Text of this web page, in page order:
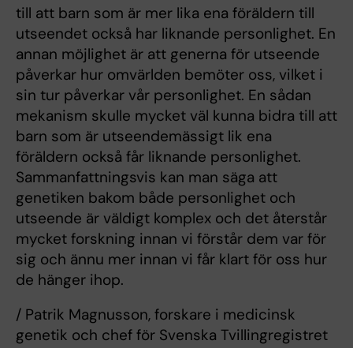
till att barn som är mer lika ena föräldern till
utseendet också har liknande personlighet. En
annan möjlighet är att generna för utseende
påverkar hur omvärlden bemöter oss, vilket i
sin tur påverkar vår personlighet. En sådan
mekanism skulle mycket väl kunna bidra till att
barn som är utseendemässigt lik ena
föräldern också får liknande personlighet.
Sammanfattningsvis kan man säga att
genetiken bakom både personlighet och
utseende är väldigt komplex och det återstår
mycket forskning innan vi förstår dem var för
sig och ännu mer innan vi får klart för oss hur
de hänger ihop.
/ Patrik Magnusson, forskare i medicinsk
genetik och chef för Svenska Tvillingregistret